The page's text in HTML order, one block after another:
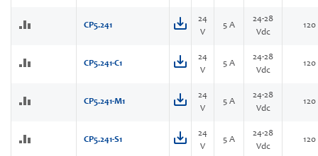
CP5.241
24
V
5 A
24-28
Vdc
120
CP5.241-C1
24
V
5 A
24-28
Vdc
120
CP5.241-M1
24
V
5 A
24-28
Vdc
120
CP5.241-S1
24
V
5 A
24-28
Vdc
120